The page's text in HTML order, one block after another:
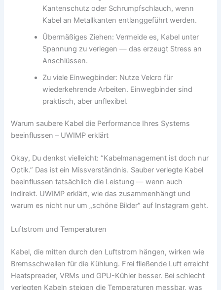
Kantenschutz oder Schrumpfschlauch, wenn
Kabel an Metallkanten entlanggeführt werden.
Übermäßiges Ziehen: Vermeide es, Kabel unter
Spannung zu verlegen — das erzeugt Stress an
Anschlüssen.
Zu viele Einwegbinder: Nutze Velcro für
wiederkehrende Arbeiten. Einwegbinder sind
praktisch, aber unflexibel.
Warum saubere Kabel die Performance Ihres Systems
beeinflussen – UWIMP erklärt
Okay, Du denkst vielleicht: “Kabelmanagement ist doch nur
Optik.” Das ist ein Missverständnis. Sauber verlegte Kabel
beeinflussen tatsächlich die Leistung — wenn auch
indirekt. UWIMP erklärt, wie das zusammenhängt und
warum es nicht nur um „schöne Bilder“ auf Instagram geht.
Luftstrom und Temperaturen
Kabel, die mitten durch den Luftstrom hängen, wirken wie
Bremsschwellen für die Kühlung. Frei fließende Luft erreicht
Heatspreader, VRMs und GPU-Kühler besser. Bei schlecht
verlegten Kabeln steigen die Temperaturen messbar, was